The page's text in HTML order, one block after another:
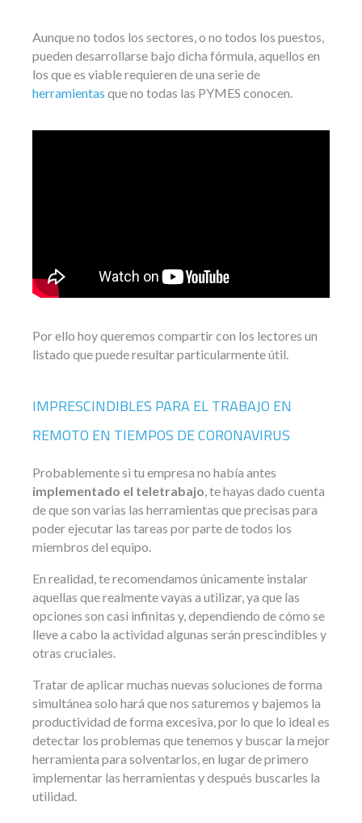
Aunque no todos los sectores, o no todos los puestos,
pueden desarrollarse bajo dicha fórmula, aquellos en
los que es viable requieren de una serie de
herramientas que no todas las PYMES conocen.
Por ello hoy queremos compartir con los lectores un
listado que puede resultar particularmente útil.
IMPRESCINDIBLES PARA EL TRABAJO EN
REMOTO EN TIEMPOS DE CORONAVIRUS
Probablemente si tu empresa no había antes
implementado el teletrabajo, te hayas dado cuenta
de que son varias las herramientas que precisas para
poder ejecutar las tareas por parte de todos los
miembros del equipo.
En realidad, te recomendamos únicamente instalar
aquellas que realmente vayas a utilizar, ya que las
opciones son casi infinitas y, dependiendo de cómo se
lleve a cabo la actividad algunas serán prescindibles y
otras cruciales.
Tratar de aplicar muchas nuevas soluciones de forma
simultánea solo hará que nos saturemos y bajemos la
productividad de forma excesiva, por lo que lo ideal es
detectar los problemas que tenemos y buscar la mejor
herramienta para solventarlos, en lugar de primero
implementar las herramientas y después buscarles la
utilidad.